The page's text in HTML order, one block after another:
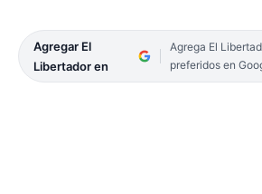
Agregar El
Libertador en
Agrega El
preferidos en